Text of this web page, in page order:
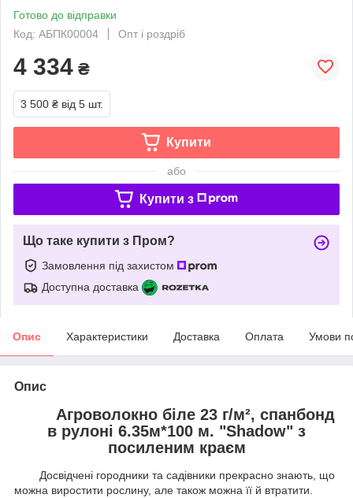
Готово до відправки
Код: АБПК00004
Опт і роздріб
4 334 ₴
3 500 ₴ від 5 шт.
Купити
або
Купити з
Що таке купити з Пром?
Замовлення під захистом
Доступна доставка
Опис Характеристики Доставка Оплата Умови
Опис
Агроволокно біле 23 г/м², спанбонд
в рулоні 6.35м*100 м. "Shadow" з
посиленим краєм
Досвідчені городники та садівники прекрасно знають, що
можна виростити рослину, але також можна її й втратити.